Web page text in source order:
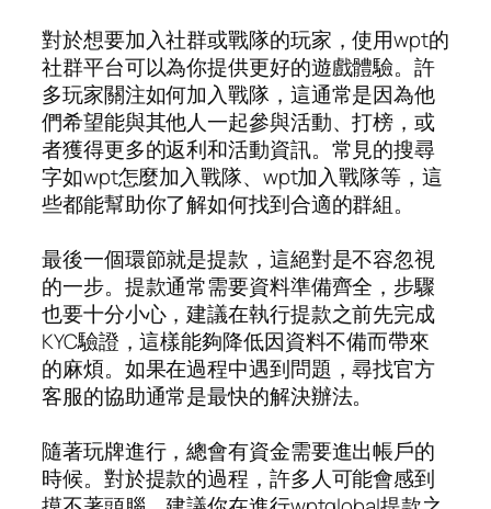
對於想要加入社群或戰隊的玩家，使用wpt的
社群平台可以為你提供更好的遊戲體驗。許
多玩家關注如何加入戰隊，這通常是因為他
們希望能與其他人一起參與活動、打榜，或
者獲得更多的返利和活動資訊。常見的搜尋
字如wpt怎麼加入戰隊、wpt加入戰隊等，這
些都能幫助你了解如何找到合適的群組。
最後一個環節就是提款，這絕對是不容忽視
的一步。提款通常需要資料準備齊全，步驟
也要十分小心，建議在執行提款之前先完成
KYC驗證，這樣能夠降低因資料不備而帶來
的麻煩。如果在過程中遇到問題，尋找官方
客服的協助通常是最快的解決辦法。
隨著玩牌進行，總會有資金需要進出帳戶的
時候。對於提款的過程，許多人可能會感到